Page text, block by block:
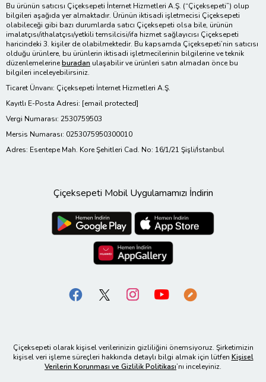
Bu ürünün satıcısı Çiçeksepeti İnternet Hizmetleri A.Ş. (“Çiçeksepeti”) olup
bilgileri aşağıda yer almaktadır. Ürünün iktisadi işletmecisi Çiçeksepeti
olabileceği gibi bazı durumlarda satıcı Çiçeksepeti olsa bile, ürünün
imalatçısı/ithalatçısı/yetkili temsilcisi/ifa hizmet sağlayıcısı Çiçeksepeti
haricindeki 3. kişiler de olabilmektedir. Bu kapsamda Çiçeksepeti’nin satıcısı
olduğu ürünlere, bu ürünlerin iktisadi işletmecilerinin bilgilerine ve teknik
düzenlemelerineburadan ulaşabilir ve ürünleri satın almadan önce bu
bilgileri inceleyebilirsiniz.
Ticaret Ünvanı: Çiçeksepeti İnternet Hizmetleri A.Ş.
Kayıtlı E-Posta Adresi: [email protected]
Vergi Numarası: 2530759503
Mersis Numarası: 0253075950300010
Adres: Esentepe Mah. Kore Şehitleri Cad. No: 16/1/21 Şişli/İstanbul
Çiçeksepeti Mobil Uygulamamızı İndirin
Çiçeksepeti olarak kişisel verilerinizin gizliliğini önemsiyoruz. Şirketimizin
kişisel veri işleme süreçleri hakkında detaylı bilgi almak için lütfen Kişisel
Verilerin Korunması ve Gizlilik Politikası’nı inceleyiniz.